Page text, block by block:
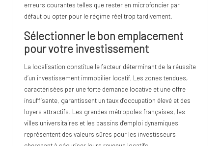
erreurs courantes telles que rester en microfoncier par
défaut ou opter pour le régime réel trop tardivement.
Sélectionner le bon emplacement
pour votre investissement
La localisation constitue le facteur déterminant de la réussite
d’un investissement immobilier locatif. Les zones tendues,
caractérisées par une forte demande locative et une offre
insuffisante, garantissent un taux d’occupation élevé et des
loyers attractifs. Les grandes métropoles françaises, les
villes universitaires et les bassins d’emploi dynamiques
représentent des valeurs sûres pour les investisseurs